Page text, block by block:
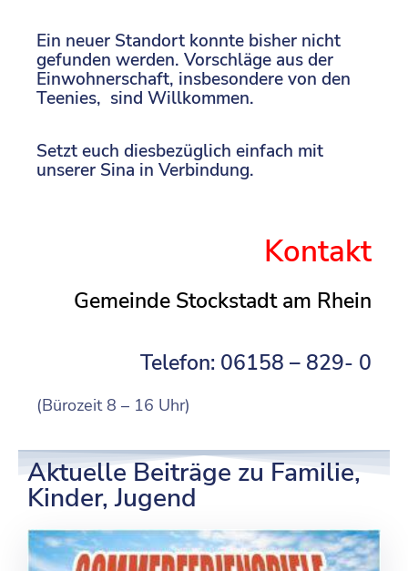
Ein neuer Standort konnte bisher nicht
gefunden werden. Vorschläge aus der
Einwohnerschaft, insbesondere von den
Teenies, sind Willkommen.
Setzt euch diesbezüglich einfach mit
unserer Sina in Verbindung.
Kontakt
Gemeinde Stockstadt am Rhein
Telefon: 06158 – 829- 0
(Bürozeit 8 – 16 Uhr)
Aktuelle Beiträge zu Familie,
Kinder, Jugend